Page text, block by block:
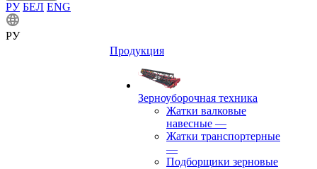
РУ БЕЛ ENG
РУ
Продукция
Зерноуборочная техника
Жатки валковые
навесные —
Жатки транспортерные
—
Подборщики зерновые